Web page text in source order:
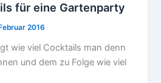
für eine Gartenparty
2016
wie viel Cocktails man denn
und dem zu Folge wie viel